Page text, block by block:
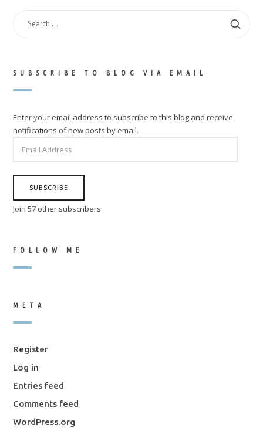
SEARCH
FOR:
SUBSCRIBE TO BLOG VIA EMAIL
Enter your email address to subscribe to this blog and receive
notifications of new posts by email.
ADDRESS
SUBSCRIBE
Join 57 other subscribers
FOLLOW ME
META
Register
Log in
Entries feed
Comments feed
WordPress.org